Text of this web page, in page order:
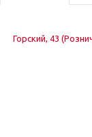
Горский, 43